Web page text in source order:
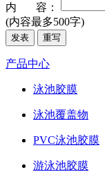
内 容：
(内容最多500字)
发表 重写
产品中心
泳池胶膜
泳池覆盖物
PVC泳池胶膜
游泳池胶膜